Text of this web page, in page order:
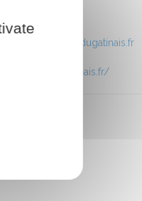
mairie@frevilledugatinais.fr